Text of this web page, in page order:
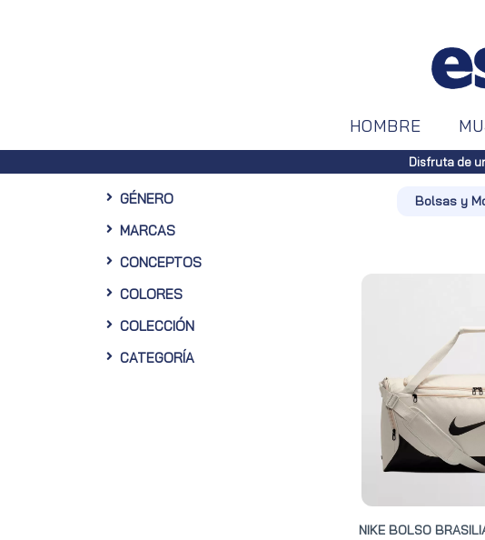
HOMBRE
Envíos gratuitos
GÉNERO
MARCAS
CONCEPTOS
COLORES
COLECCIÓN
CATEGORÍA
Bolsas y
NIKE BOLSO